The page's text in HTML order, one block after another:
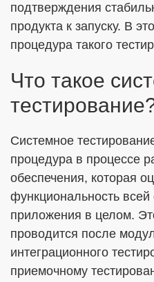
ОТПРАВИТЬ
Я согласен сПолитикой в
соответствии с
подтверждения
продукта к запуску. В
процедура такого
Что такое
Системное
процедура в процессе
обеспечения, которая
функциональность
приложения в целом.
проводится после
интеграционного
приемочному